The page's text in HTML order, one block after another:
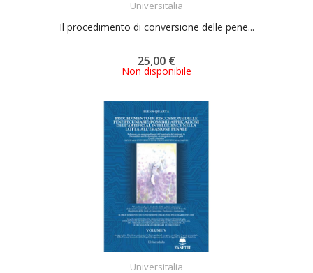
Universitalia
Il procedimento di conversione delle pene...
25,00 €
Non disponibile
Universitalia